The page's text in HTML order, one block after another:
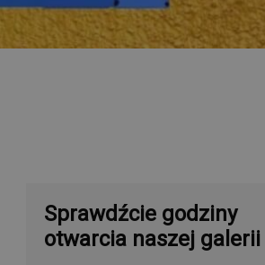
Sprawdźcie godziny
otwarcia naszej galerii